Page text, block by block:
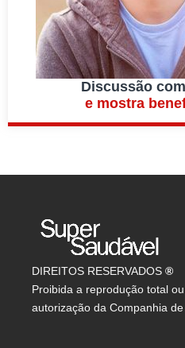
Discussão
e mostra
DIREITOS RESERVADOS ®
Proibida a reprodução total
autorização da Companhia